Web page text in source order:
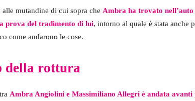
alle mutandine di cui sopra che Ambra ha trovato
prova del tradimento di lui, intorno al quale è stata anche
come andarono le cose.
della rottura
Ambra Angiolini e Massimiliano Allegri è andata